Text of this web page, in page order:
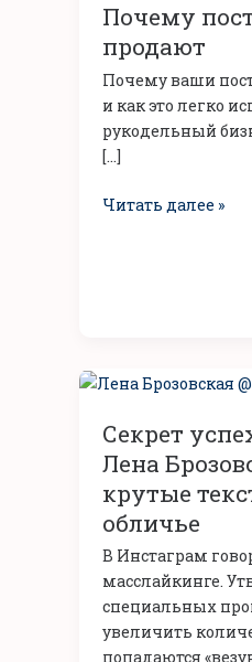
Почему
продают
Почему ваши
и как это легко
рукодельный
[…]
в
соцсетях
не
продают
Читать далее »
Секрет
Лена
крутые
обличье
В Инстаграм
масслайкинге.
специальных
увеличить
попадаются
Секрет
Инстаграм.
Лена
Брозовская
–
textbomba
–
крутые
тексты
в